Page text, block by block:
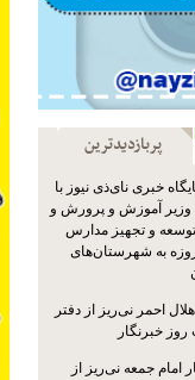
پربازدیدترین
خبری نای‌ذی نیوز با
وزیر آموزش و پرورش و
و تجهیز مدارس
به شهرستان‌های
احمر نی‌ریز از دفتر
خبرنگار
امام جمعه نی‌ریز از